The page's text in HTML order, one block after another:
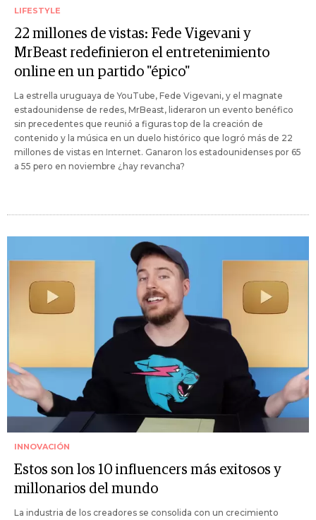
LIFESTYLE
22 millones de vistas: Fede Vigevani y
MrBeast redefinieron el entretenimiento
online en un partido "épico"
La estrella uruguaya de YouTube, Fede Vigevani, y el magnate
estadounidense de redes, MrBeast, lideraron un evento benéfico
sin precedentes que reunió a figuras top de la creación de
contenido y la música en un duelo histórico que logró más de 22
millones de vistas en Internet. Ganaron los estadounidenses por 65
a 55 pero en noviembre ¿hay revancha?
INNOVACIÓN
Estos son los 10 influencers más exitosos y
millonarios del mundo
La industria de los creadores se consolida con un crecimiento